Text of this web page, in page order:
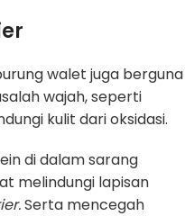
walet juga berguna
wajah, seperti
kulit dari oksidasi.
di dalam sarang
melindungi lapisan
Serta mencegah